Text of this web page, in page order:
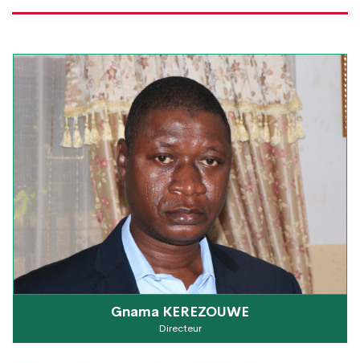
Gnama KEREZOUWE
Directeur